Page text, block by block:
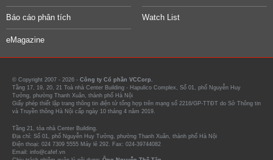
Báo cáo phân tích Watch List
eMagazine
© Copyright 2007 - 2026 - Công ty Cổ phần VCCorp.
Tầng 17, 19, 20, 21 Toà nhà Center Building - Hapulico Complex, Số 01, phố Nguyễn Huy
Tưởng, phường Thanh Xuân, thành phố Hà Nội
Giấy phép thiết lập trang thông tin điện tử tổng hợp trên mạng số 2216/GP-TTĐT do Sở Thông tin
và Truyền thông Hà Nội cấp ngày 10 tháng 4 năm 2019.
Tầng 21, tòa nhà Center Building.
Địa chỉ: Số 01, phố Nguyễn Huy Tưởng, phường Thanh Xuân, thành phố Hà Nội
Điện thoại: 024 7309 5555 Máy lẻ 292. Fax: 024-39744082
Email: info@cafef.vn